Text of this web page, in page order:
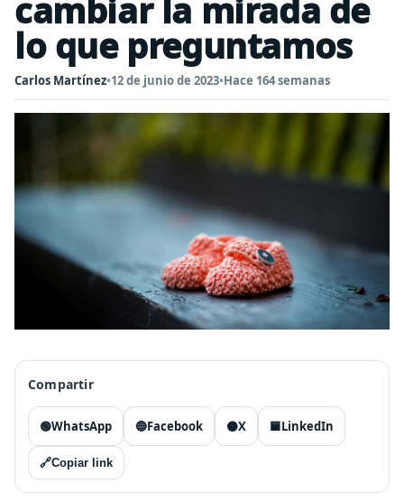
cambiar la mirada de
lo que preguntamos
Carlos Martínez•12 de junio de 2023•Hace 164 semanas
Compartir
🟢WhatsApp 🔵Facebook ⚫X 🟦LinkedIn
🔗Copiar link